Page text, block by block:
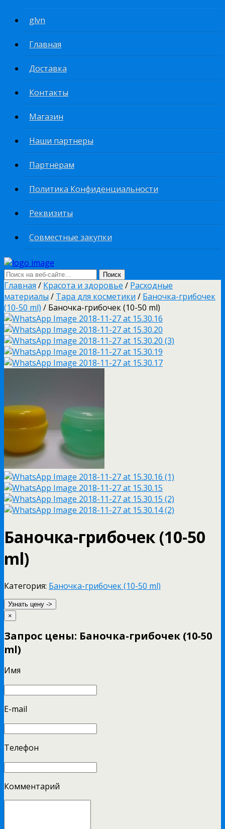
glvn
Главная
Доставка
Контакты
Магазин
Наши партнеры
Партнёрам
Политика Конфиденциальности
Реквизиты
Совместные закупки
Главная / Красота и здоровье / Расходные
материалы / Тара для косметики / Баночка-грибочек
(10-50 ml) / Баночка-грибочек (10-50 ml)
Баночка-грибочек (10-50
ml)
Категория: Баночка-грибочек (10-50 ml)
Узнать цену ->
×
Запрос цены: Баночка-грибочек (10-50
ml)
Имя
E-mail
Телефон
Комментарий